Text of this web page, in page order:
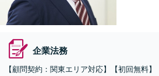
企業法務
【顧問契約：関東エリア対応】【初回無料